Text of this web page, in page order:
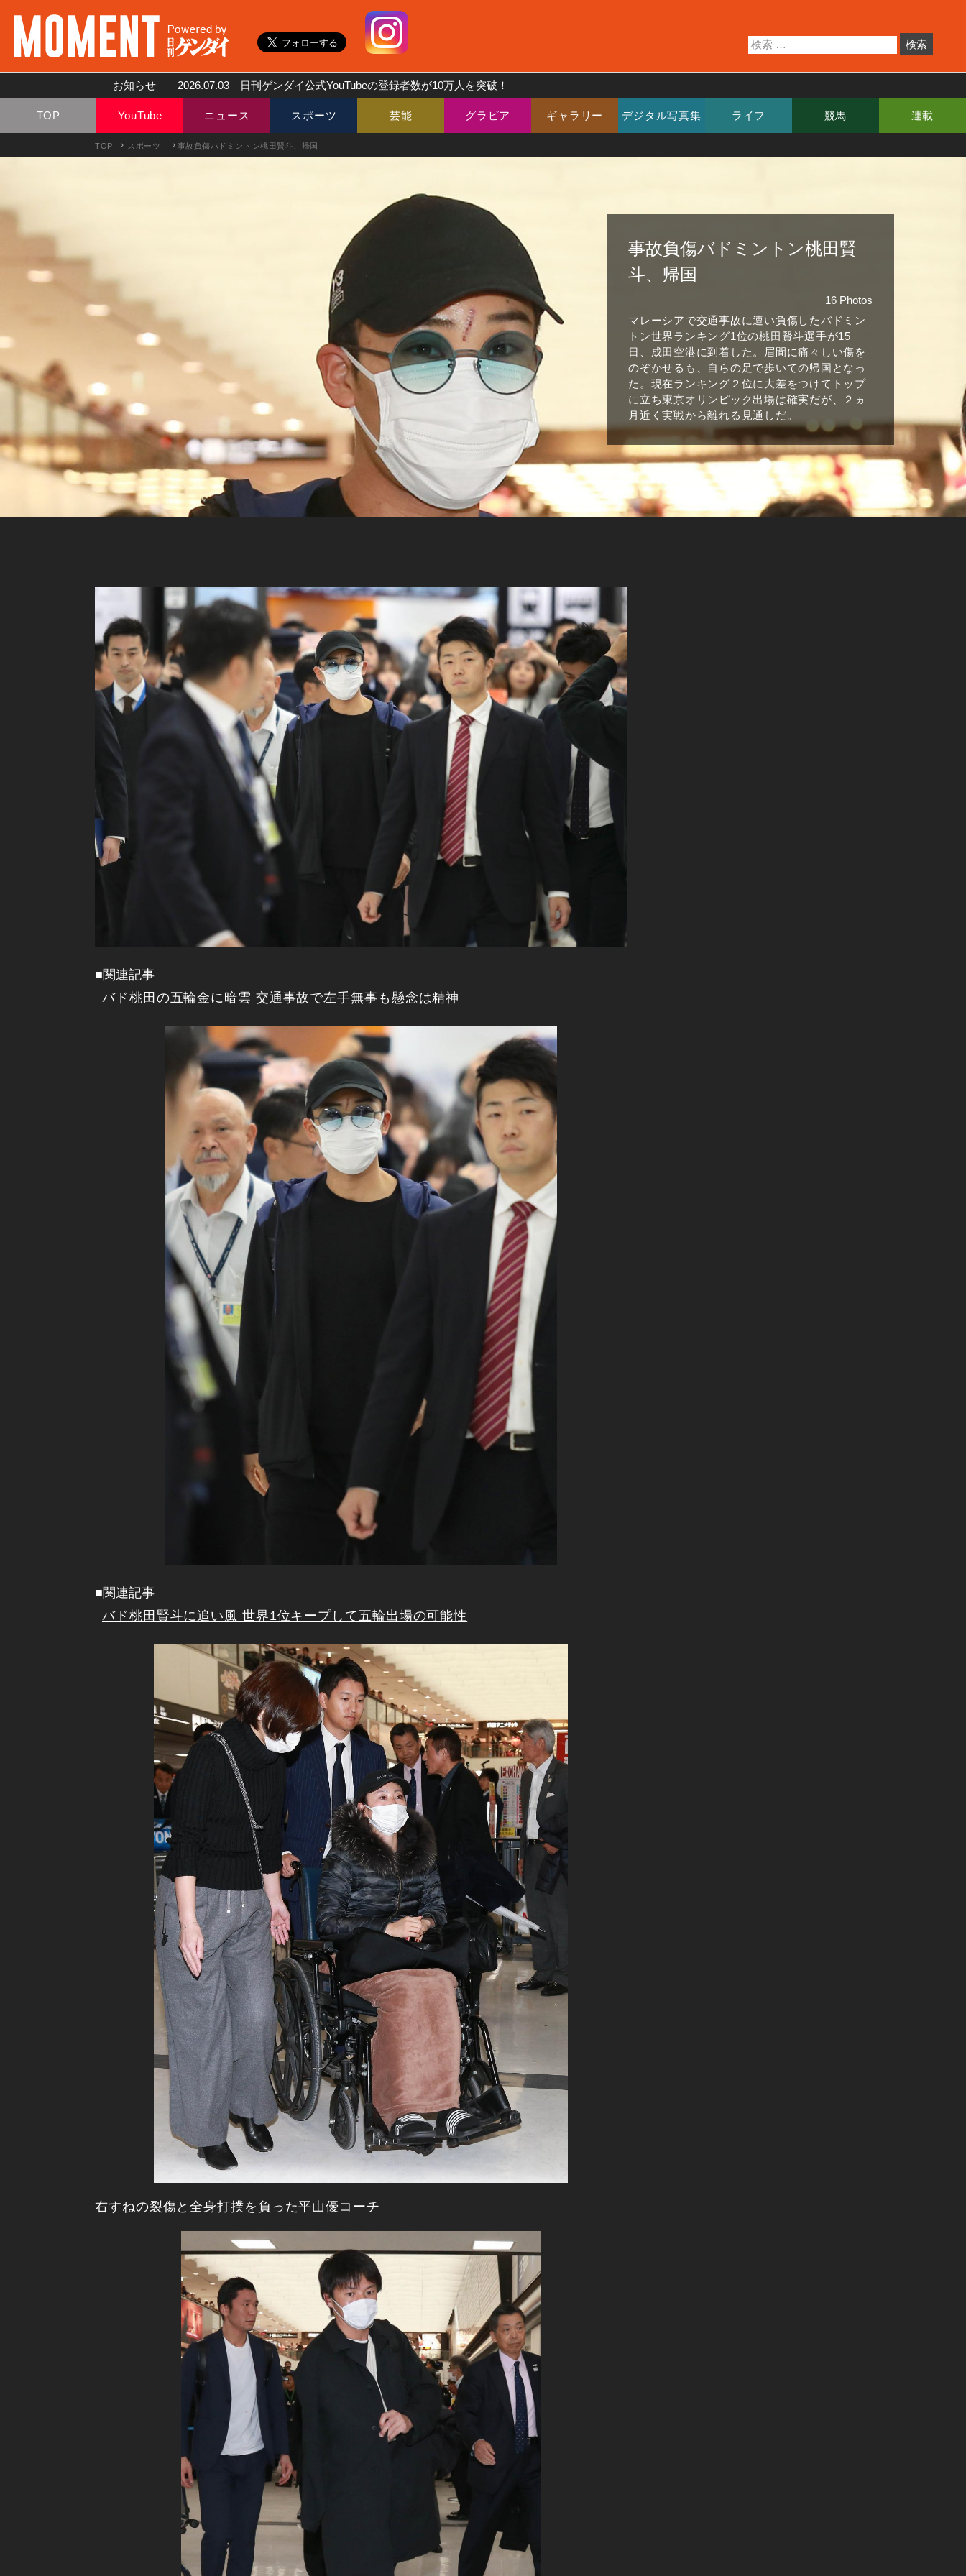
お知らせ 2026.07.03 日刊ゲンダイ公式YouTubeの登録者数が10万人を突破！
TOP YouTube ニュース スポーツ 芸能 グラビア ギャラリー デジタル写真集 ライフ 競馬 連載
TOP スポーツ 事故負傷バドミントン桃田賢斗、帰国
事故負傷バドミントン桃田賢
斗、帰国
16 Photos
マレーシアで交通事故に遭い負傷したバドミン
トン世界ランキング1位の桃田賢斗選手が15
日、成田空港に到着した。眉間に痛々しい傷を
のぞかせるも、自らの足で歩いての帰国となっ
た。現在ランキング２位に大差をつけてトップ
に立ち東京オリンピック出場は確実だが、２ヵ
月近く実戦から離れる見通しだ。
■関連記事
バド桃田の五輪金に暗雲 交通事故で左手無事も懸念は精神
■関連記事
バド桃田賢斗に追い風 世界1位キープして五輪出場の可能性
右すねの裂傷と全身打撲を負った平山優コーチ